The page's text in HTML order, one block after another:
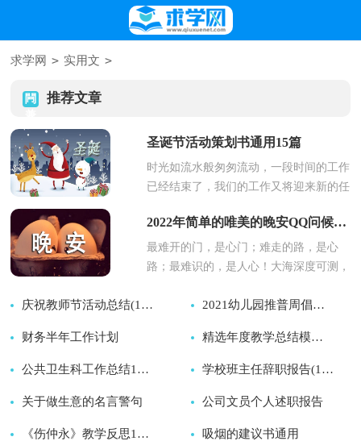
求学网 > 实用文 >
推荐文章
圣诞节活动策划书通用15篇
时光如流水般匆匆流动，一段时间的工作
已经结束了，我们的工作又将迎来新的任
2022年简单的唯美的晚安QQ问候语摘录80条
最难开的门，是心门；难走的路，是心
路；最难识的，是人心！大海深度可测，
庆祝教师节活动总结(15篇) 2021幼儿园推普周倡议书范文
2026-08-08
财务半年工作计划
2026-08-08
精选年度教学总结模板十篇
2026-08-08
公共卫生科工作总结15篇
2026-08-08
学校班主任辞职报告(10篇)
2026-08-08
关于做生意的名言警句
2026-08-08
公司文员个人述职报告
《伤仲永》教学反思15篇 吸烟的建议书通用